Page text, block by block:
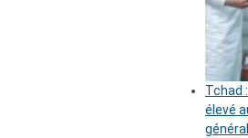
Tchad
élevé